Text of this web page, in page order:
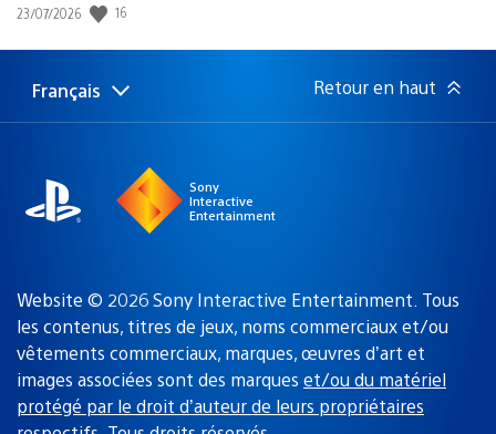
Date
publication
23/07/2026 16
Choisir
Région
Français Retour en haut
Sony
Interactive
Entertainment
Website © 2026 Sony Interactive Entertainment. Tous
les contenus, titres de jeux, noms commerciaux et/ou
vêtements commerciaux, marques, œuvres d’art et
images associées sont des marques et/ou du matériel
protégé par le droit d’auteur de leurs propriétaires